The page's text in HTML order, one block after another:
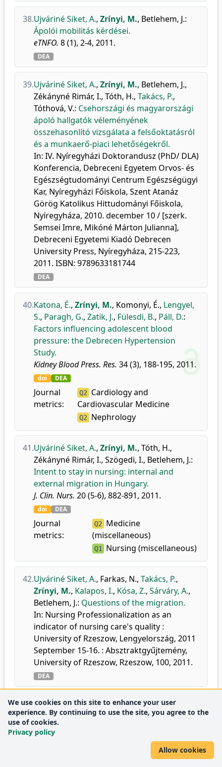
38.Ujváriné Siket, A., Zrínyi, M., Betlehem, J.:
Ápolói mobilitás kérdései.
eTNFO. 8 (1), 2-4, 2011.
DEA
39.Ujváriné Siket, A., Zrínyi, M., Betlehem, J.,
Zékányné Rimár, I., Tóth, H., Takács, P.,
Tóthová, V.: Csehországi és magyarországi
ápoló hallgatók véleményének
összehasonlító vizsgálata a felsőoktatásról
és a munkaerő-piaci lehetőségekről.
In: IV. Nyíregyházi Doktorandusz (PhD/ DLA)
Konferencia, Debreceni Egyetem Orvos- és
Egészségtudományi Centrum Egészségügyi
Kar, Nyíregyházi Főiskola, Szent Atanáz
Görög Katolikus Hittudományi Főiskola,
Nyíregyháza, 2010. december 10 / [szerk.
Semsei Imre, Mikóné Márton Julianna],
Debreceni Egyetemi Kiadó Debrecen
University Press, Nyíregyháza, 215-223,
2011. ISBN: 9789633181744
DEA
40.Katona, É., Zrínyi, M., Komonyi, É., Lengyel,
S., Paragh, G., Zatik, J., Fülesdi, B., Páll, D.:
Factors influencing adolescent blood
pressure: the Debrecen Hypertension
Study.
Kidney Blood Press. Res. 34 (3), 188-195, 2011.
doi DEA
Journal
metrics:
Q2 Cardiology and
Cardiovascular Medicine
Q2 Nephrology
41.Ujváriné Siket, A., Zrínyi, M., Tóth, H.,
Zékányné Rimár, I., Szögedi, I., Betlehem, J.:
Intent to stay in nursing: internal and
external migration in Hungary.
J. Clin. Nurs. 20 (5-6), 882-891, 2011.
doi DEA
Journal
metrics:
Q2 Medicine
(miscellaneous)
Q1 Nursing (miscellaneous)
42.Ujváriné Siket, A., Farkas, N., Takács, P.,
Zrínyi, M., Kalapos, I., Kósa, Z., Sárváry, A.,
Betlehem, J.: Questions of the migration.
In: Nursing Professionalization as an
indicator of nursing care's quality :
University of Rzeszow, Lengyelország, 2011
September 15-16. : Absztraktgyűjtemény,
University of Rzeszow, Rzeszow, 100, 2011.
DEA
43.Katona, É.,Zrínyi, M. ,Lengyel, S., Komonyi,
É.,Paragh, G.,Zatik, J.,Nagy, G.,Fülesdi, B.,
Páll, D.
hypertension in Hungary: the Debrecen
We use cookies on this site to enhance your user
experience. By continuing to use the site, you agree to the
use of cookies.
Privacy policy
Allow cookies